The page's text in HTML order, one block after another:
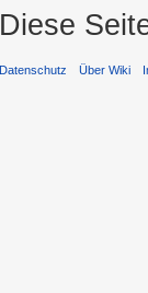
Diese
Datenschutz Über Wiki